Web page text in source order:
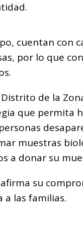
cuentan con
por lo que
de la
que permita
muestras
a donar su
su
a las familias.